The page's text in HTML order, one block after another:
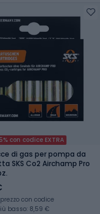
con codice EXTRA
di gas per pompa da
SKS Co2 Airchamp Pro
prezzo con codice
basso: 8,59 €